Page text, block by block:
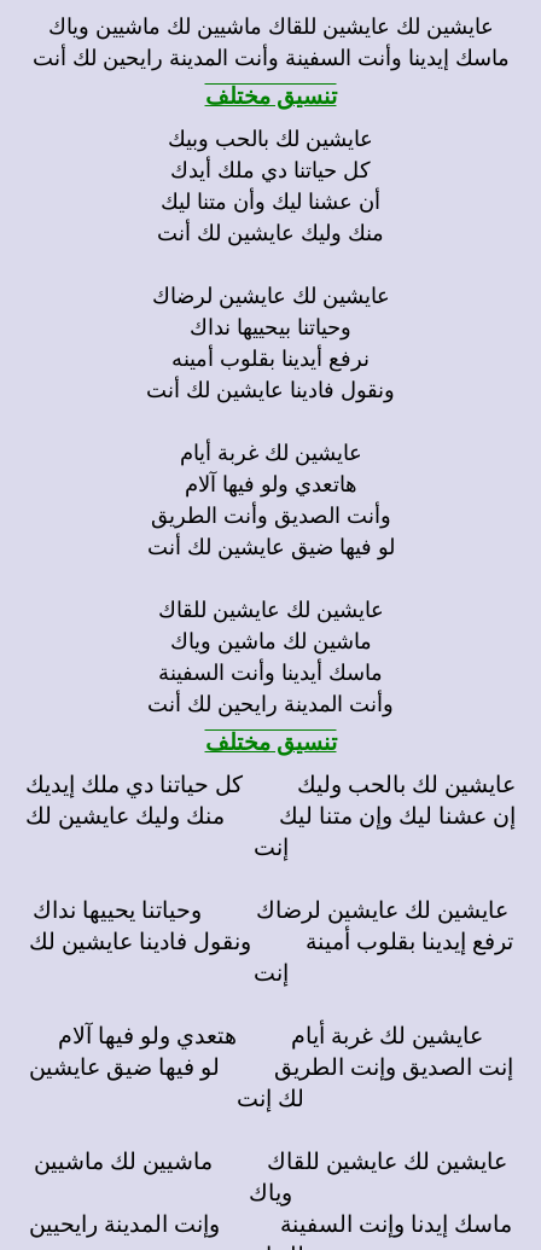
عايشين لك عايشين للقاك ماشيين لك ماشيين وياك
ماسك إيدينا وأنت السفينة وأنت المدينة رايحين لك أنت
تنسيق مختلف
عايشين لك بالحب وبيك
كل حياتنا دي ملك أيدك
أن عشنا ليك وأن متنا ليك
منك وليك عايشين لك أنت
عايشين لك عايشين لرضاك
وحياتنا بيحييها نداك
نرفع أيدينا بقلوب أمينه
ونقول فادينا عايشين لك أنت
عايشين لك غربة أيام
هاتعدي ولو فيها آلام
وأنت الصديق وأنت الطريق
لو فيها ضيق عايشين لك أنت
عايشين لك عايشين للقاك
ماشين لك ماشين وياك
ماسك أيدينا وأنت السفينة
وأنت المدينة رايحين لك أنت
تنسيق مختلف
عايشين لك بالحب وليك كل حياتنا دي ملك إيديك
إن عشنا ليك وإن متنا ليك منك وليك عايشين لك
إنت
عايشين لك عايشين لرضاك وحياتنا يحييها نداك
ترفع إيدينا بقلوب أمينة ونقول فادينا عايشين لك
إنت
عايشين لك غربة أيام هتعدي ولو فيها آلام
إنت الصديق وإنت الطريق لو فيها ضيق عايشين
لك إنت
عايشين لك عايشين للقاك ماشيين لك ماشيين
وياك
ماسك إيدنا وإنت السفينة وإنت المدينة رايحيين